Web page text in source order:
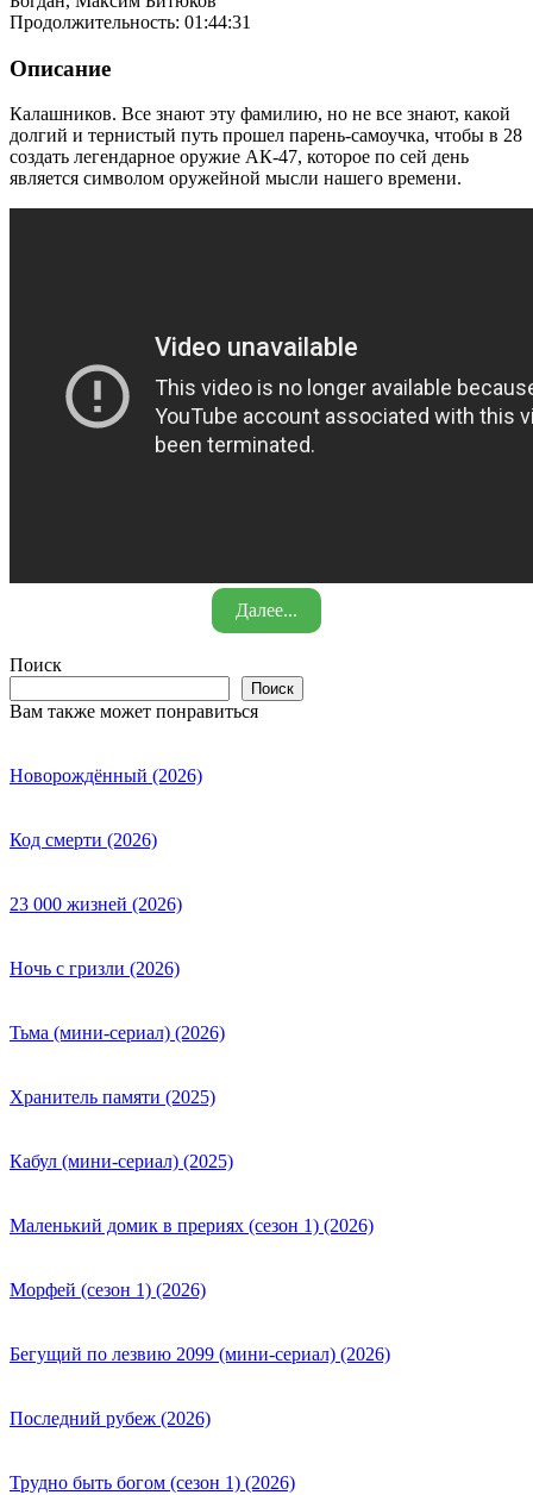
Продолжительность: 01:44:31
Описание
Калашников. Все знают эту фамилию, но не все знают, какой
долгий и тернистый путь прошел парень-самоучка, чтобы в 28
создать легендарное оружие АК-47, которое по сей день
является символом оружейной мысли нашего времени.
Далее...
Поиск
Поиск
Вам также может понравиться
Новорождённый (2026)
Код смерти (2026)
23 000 жизней (2026)
Ночь с гризли (2026)
Тьма (мини-сериал) (2026)
Хранитель памяти (2025)
Кабул (мини-сериал) (2025)
Маленький домик в прериях (сезон 1) (2026)
Морфей (сезон 1) (2026)
Бегущий по лезвию 2099 (мини-сериал) (2026)
Последний рубеж (2026)
Трудно быть богом (сезон 1) (2026)